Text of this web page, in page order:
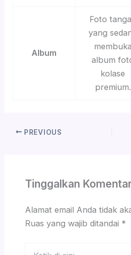
Album
Foto
yang
membuka
album
kolase
premium.
PREVIOUS
Tinggalkan
Alamat email Anda tidak
Ruas yang wajib ditandai *